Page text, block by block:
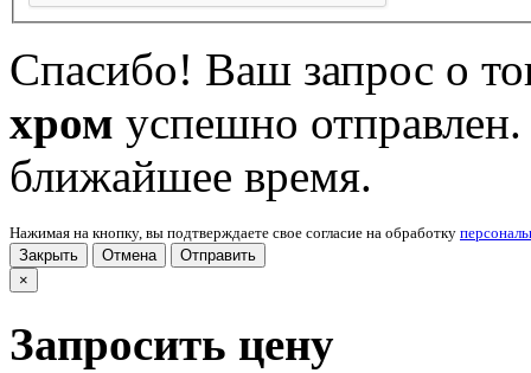
Спасибо! Ваш запрос о
хром успешно
ближайшее время.
Нажимая на кнопку, вы подтверждаете свое согласие на обработку
Закрыть
Отмена
Отправить
×
Запросить цену